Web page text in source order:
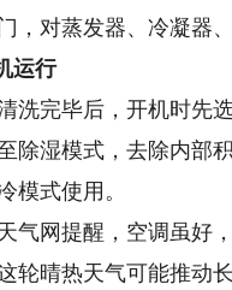
，对蒸发器、冷凝器
运行
完毕后，开机时先选
除湿模式，去除内部
模式使用。
网提醒，空调虽好，
轮晴热天气可能推动